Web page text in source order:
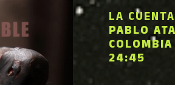
LA
PABLO
24:45